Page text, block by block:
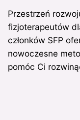
Przestrzeń
fizjoterapeutów
członków SFP
nowoczesne
pomóc Ci